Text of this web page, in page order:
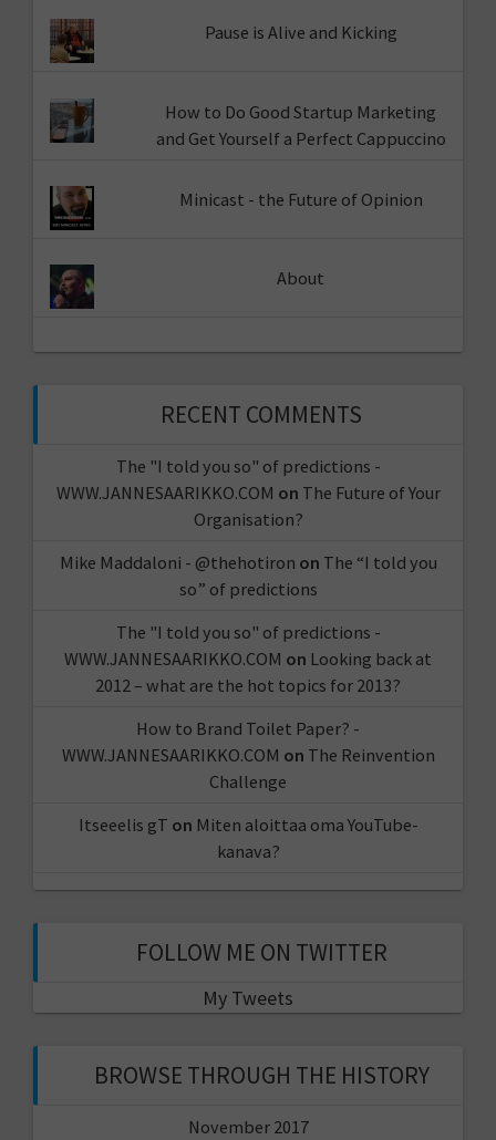
Pause is Alive and Kicking
How to Do Good Startup Marketing
and Get Yourself a Perfect Cappuccino
Minicast - the Future of Opinion
About
RECENT COMMENTS
The "I told you so" of predictions -
WWW.JANNESAARIKKO.COM on The Future of Your
Organisation?
Mike Maddaloni - @thehotiron on The “I told you
so” of predictions
The "I told you so" of predictions -
WWW.JANNESAARIKKO.COM on Looking back at
2012 – what are the hot topics for 2013?
How to Brand Toilet Paper? -
WWW.JANNESAARIKKO.COM on The Reinvention
Challenge
Itseeelis gT on Miten aloittaa oma YouTube-
kanava?
FOLLOW ME ON TWITTER
My Tweets
BROWSE THROUGH THE HISTORY
November 2017